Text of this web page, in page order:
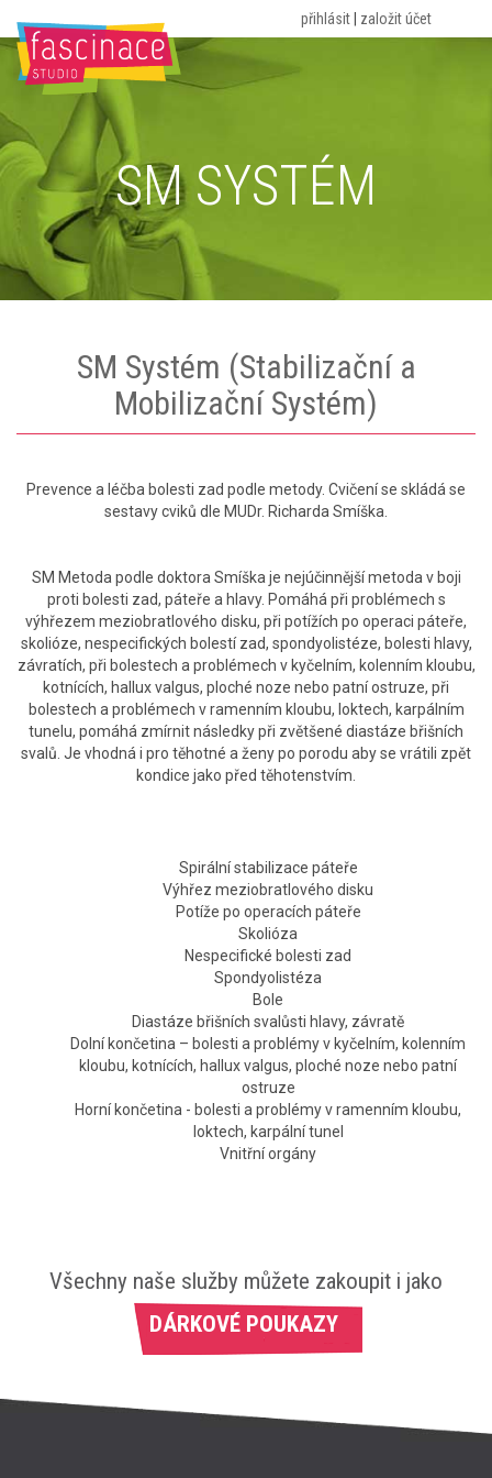
přihlásit založit účet
HOME
O NÁS
ROZVRH
CVIČENÍ
CENÍK
PORADNA
KONTAKT
BLOG
SM SYSTÉM
SM Systém (Stabilizační a
Mobilizační Systém)
Prevence a léčba bolesti zad podle metody. Cvičení se skládá se
sestavy cviků dle MUDr. Richarda Smíška.
SM Metoda podle doktora Smíška je nejúčinnější metoda v boji
proti bolesti zad, páteře a hlavy. Pomáhá při problémech s
výhřezem meziobratlového disku, při potížích po operaci páteře,
skolióze, nespecifických bolestí zad, spondyolistéze, bolesti hlavy,
závratích, při bolestech a problémech v kyčelním, kolenním kloubu,
kotnících, hallux valgus, ploché noze nebo patní ostruze, při
bolestech a problémech v ramenním kloubu, loktech, karpálním
tunelu, pomáhá zmírnit následky při zvětšené diastáze břišních
svalů. Je vhodná i pro těhotné a ženy po porodu aby se vrátili zpět
kondice jako před těhotenstvím.
Spirální stabilizace páteře
Výhřez meziobratlového disku
Potíže po operacích páteře
Skolióza
Nespecifické bolesti zad
Spondyolistéza
Bole
Diastáze břišních svalůsti hlavy, závratě
Dolní končetina – bolesti a problémy v kyčelním, kolenním
kloubu, kotnících, hallux valgus, ploché noze nebo patní
ostruze
Horní končetina - bolesti a problémy v ramenním kloubu,
loktech, karpální tunel
Vnitřní orgány
Všechny naše služby můžete zakoupit i jako
DÁRKOVÉ POUKAZY